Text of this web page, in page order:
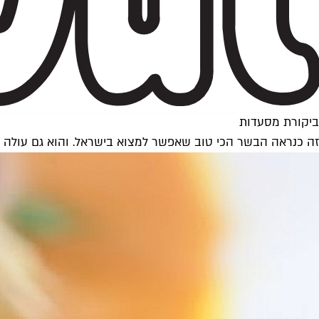
ביקורת מסעדות
זה כנראה הבשר הכי טוב שאפשר למצוא בישראל. והוא גם